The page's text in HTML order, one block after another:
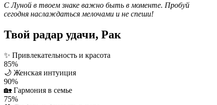
С Луной в твоем знаке важно быть в моменте. Пробуй
сегодня наслаждаться мелочами и не спеши!
Твой радар удачи, Рак
✨ Привлекательность и красота
85%
🌙 Женская интуиция
90%
🏡 Гармония в семье
75%